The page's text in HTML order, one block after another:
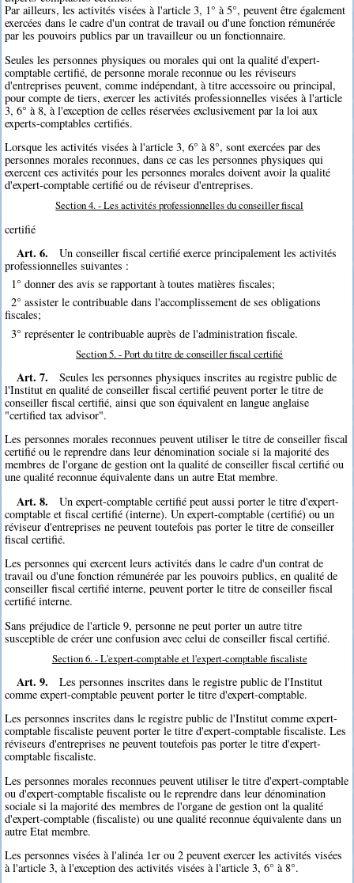
Par ailleurs, les activités visées à l'article 3, 1° à 5°, peuvent être également
exercées dans le cadre d'un contrat de travail ou d'une fonction rémunérée
par les pouvoirs publics par un travailleur ou un fonctionnaire.
Seules les personnes physiques ou morales qui ont la qualité d'expert-
comptable certifié, de personne morale reconnue ou les réviseurs
d'entreprises peuvent, comme indépendant, à titre accessoire ou principal,
pour compte de tiers, exercer les activités professionnelles visées à l'article
3, 6° à 8, à l'exception de celles réservées exclusivement par la loi aux
experts-comptables certifiés.
Lorsque les activités visées à l'article 3, 6° à 8°, sont exercées par des
personnes morales reconnues, dans ce cas les personnes physiques qui
exercent ces activités pour les personnes morales doivent avoir la qualité
d'expert-comptable certifié ou de réviseur d'entreprises.
Section 4. - Les activités professionnelles du conseiller fiscal
certifié
Art. 6.
Un conseiller fiscal certifié exerce principalement les activités
professionnelles suivantes :
1° donner des avis se rapportant à toutes matières fiscales;
2° assister le contribuable dans l'accomplissement de ses obligations
fiscales;
3° représenter le contribuable auprès de l'administration fiscale.
Section 5. - Port du titre de conseiller fiscal certifié
Art. 7.
Seules les personnes physiques inscrites au registre public de
l'Institut en qualité de conseiller fiscal certifié peuvent porter le titre de
conseiller fiscal certifié, ainsi que son équivalent en langue anglaise
"certified tax advisor".
Les personnes morales reconnues peuvent utiliser le titre de conseiller fiscal
certifié ou le reprendre dans leur dénomination sociale si la majorité des
membres de l'organe de gestion ont la qualité de conseiller fiscal certifié ou
une qualité reconnue équivalente dans un autre Etat membre.
Art. 8.
Un expert-comptable certifié peut aussi porter le titre d'expert-
comptable et fiscal certifié (interne). Un expert-comptable (certifié) ou un
réviseur d'entreprises ne peuvent toutefois pas porter le titre de conseiller
fiscal certifié.
Les personnes qui exercent leurs activités dans le cadre d'un contrat de
travail ou d'une fonction rémunérée par les pouvoirs publics, en qualité de
conseiller fiscal certifié interne, peuvent porter le titre de conseiller fiscal
certifié interne.
Sans préjudice de l'article 9, personne ne peut porter un autre titre
susceptible de créer une confusion avec celui de conseiller fiscal certifié.
Section 6. - L'expert-comptable et l'expert-comptable fiscaliste
Art. 9.
Les personnes inscrites dans le registre public de l'Institut
comme expert-comptable peuvent porter le titre d'expert-comptable.
Les personnes inscrites dans le registre public de l'Institut comme expert-
comptable fiscaliste peuvent porter le titre d'expert-comptable fiscaliste. Les
réviseurs d'entreprises ne peuvent toutefois pas porter le titre d'expert-
comptable fiscaliste.
Les personnes morales reconnues peuvent utiliser le titre d'expert-comptable
ou d'expert-comptable fiscaliste ou le reprendre dans leur dénomination
sociale si la majorité des membres de l'organe de gestion ont la qualité
d'expert-comptable (fiscaliste) ou une qualité reconnue équivalente dans un
autre Etat membre.
Les personnes visées à l'alinéa 1er ou 2 peuvent exercer les activités visées
à l'article 3, à l'exception des activités visées à l'article 3, 6° à 8°.